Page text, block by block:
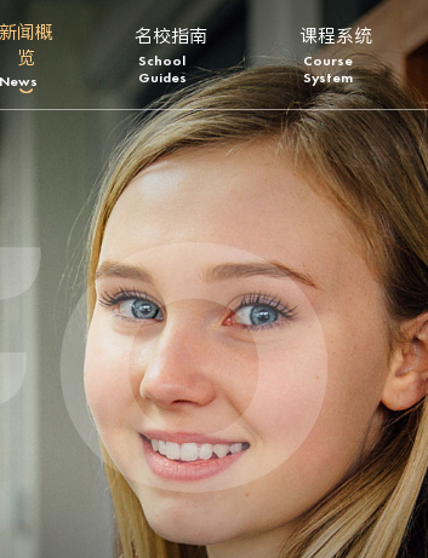
新闻概
览
News
名校指南
School
Guides
课程系统
Course
System